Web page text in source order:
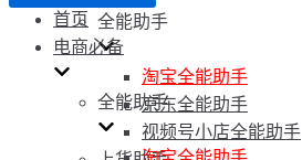
全能助手
淘宝全能助手
京东全能助手
视频号小店全能助手
首页
电商必备
全能助手